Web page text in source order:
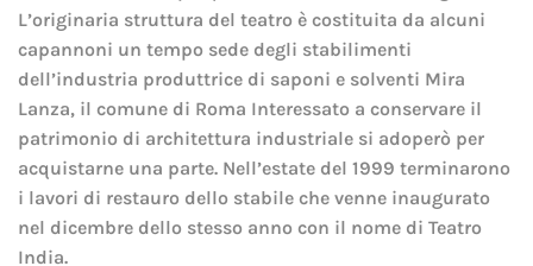
L’originaria struttura del teatro è costituita da alcuni
capannoni un tempo sede degli stabilimenti
dell’industria produttrice di saponi e solventi Mira
Lanza, il comune di Roma Interessato a conservare il
patrimonio di architettura industriale si adoperò per
acquistarne una parte. Nell’estate del 1999 terminarono
i lavori di restauro dello stabile che venne inaugurato
nel dicembre dello stesso anno con il nome di Teatro
India.